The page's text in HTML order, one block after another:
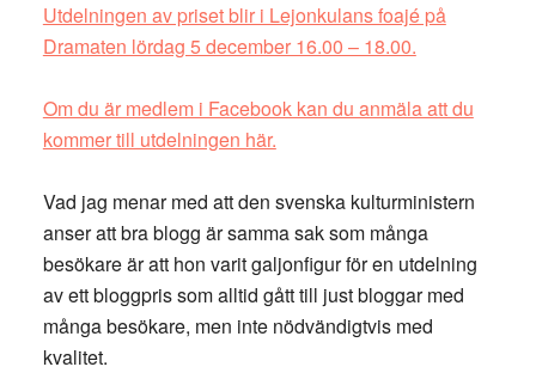
Utdelningen av priset blir i Lejonkulans foajé på
Dramaten lördag 5 december 16.00 – 18.00.
Om du är medlem i Facebook kan du anmäla att du
kommer till utdelningen här.
Vad jag menar med att den svenska kulturministern
anser att bra blogg är samma sak som många
besökare är att hon varit galjonfigur för en utdelning
av ett bloggpris som alltid gått till just bloggar med
många besökare, men inte nödvändigtvis med
kvalitet.